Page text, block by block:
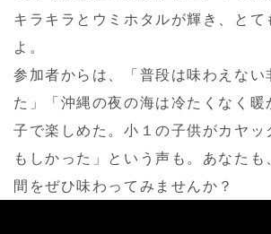
キラキラとウミホタルが輝き、とて
よ。
参加者からは、「普段は味わえない
た」「沖縄の夜の海は冷たくなく暖
子で楽しめた。小１の子供がカヤッ
もしかった」という声も。あなたも
間をぜひ味わってみませんか？